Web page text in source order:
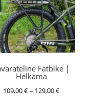
Fatbike |
Helkama
109,00€– 129,00€Hintaluokka: